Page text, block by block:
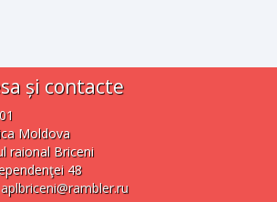
și contacte
Moldova
raional Briceni
48
aplbriceni@rambler.ru